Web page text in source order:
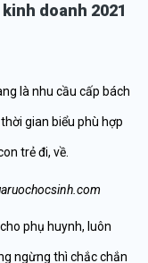
doanh 2021
là nhu cầu cấp bách
gian biểu phù hợp
trẻ đi, về.
phụ huynh, luôn
ngừng thì chắc chắn